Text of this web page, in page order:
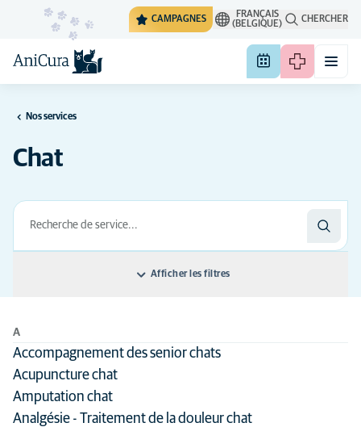
CAMPAGNES
FRANÇAIS
(BELGIQUE)
CHERCHER
Nos services
Chat
Afficher les filtres
Nom du service
Domaine médical
Disciplines
Acupuncture
Anesthésie
Tous les types d'animaux
Chat
A
Accompagnement des senior chats
Acupuncture chat
Amputation chat
Analgésie - Traitement de la douleur chat